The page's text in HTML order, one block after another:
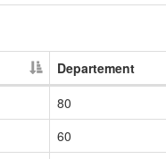
Departement
80
60